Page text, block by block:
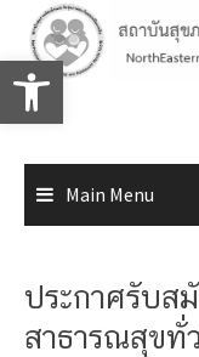
Open toolbar
content
Main Menu
ประกาศรับส
สาธารณสุขทั่